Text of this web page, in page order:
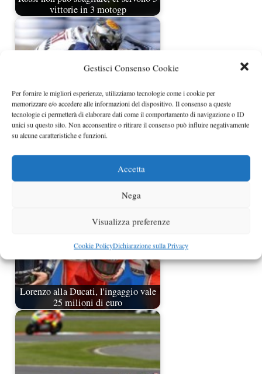
Gestisci Consenso Cookie
Per fornire le migliori esperienze, utilizziamo tecnologie come i cookie per
memorizzare e/o accedere alle informazioni del dispositivo. Il consenso a queste
tecnologie ci permetterà di elaborare dati come il comportamento di navigazione o ID
unici su questo sito. Non acconsentire o ritirare il consenso può influire negativamente
su alcune caratteristiche e funzioni.
Accetta
Nega
Visualizza preferenze
Cookie PolicyDichiarazione sulla Privacy
vittorie in 3 motogp
Lorenzo prova la Yamaha 2013
Lorenzo alla Ducati, l'ingaggio vale
25 milioni di euro